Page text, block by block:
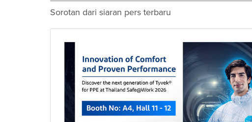
Sorotan dari siaran pers terbaru